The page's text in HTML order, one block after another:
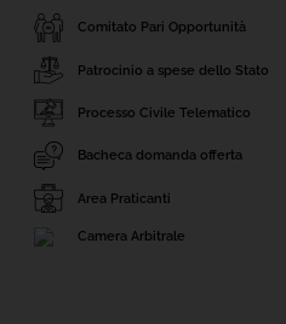
Comitato Pari Opportunità
Patrocinio a spese dello Stato
Processo Civile Telematico
Bacheca domanda offerta
Area Praticanti
Camera Arbitrale